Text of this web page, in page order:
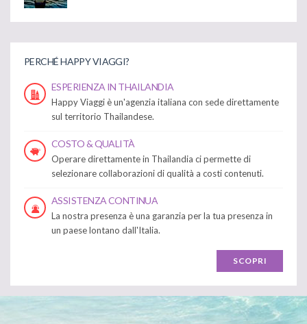
PERCHÉ HAPPY VIAGGI?
ESPERIENZA IN THAILANDIA
Happy Viaggi è un'agenzia italiana con sede direttamente
sul territorio Thailandese.
COSTO & QUALITÀ
Operare direttamente in Thailandia ci permette di
selezionare collaborazioni di qualità a costi contenuti.
ASSISTENZA CONTINUA
La nostra presenza è una garanzia per la tua presenza in
un paese lontano dall'Italia.
SCOPRI